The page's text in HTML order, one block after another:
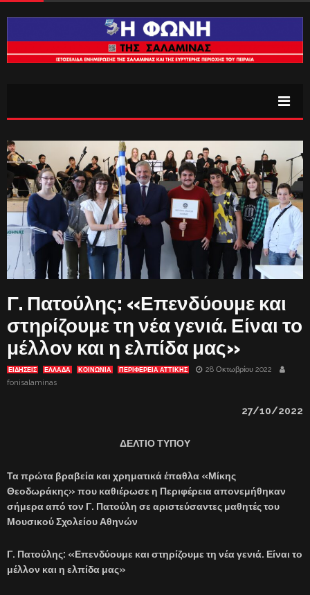
Γ. Πατούλης: «Επενδύουμε και
στηρίζουμε τη νέα γενιά. Είναι το
μέλλον και η ελπίδα μας»
ΕΙΔΗΣΕΙΣ ΕΛΛΑΔΑ ΚΟΙΝΩΝΙΑ ΠΕΡΙΦΕΡΕΙΑ ΑΤΤΙΚΗΣ
28 Οκτωβρίου 2022
fonisalaminas
27/10/2022
ΔΕΛΤΙΟ ΤΥΠΟΥ
Τα πρώτα βραβεία και χρηματικά έπαθλα «Μίκης
Θεοδωράκης» που καθιέρωσε η Περιφέρεια απονεμήθηκαν
σήμερα από τον Γ. Πατούλη σε αριστεύσαντες μαθητές του
Μουσικού Σχολείου Αθηνών
Γ. Πατούλης: «Επενδύουμε και στηρίζουμε τη νέα γενιά. Είναι το
μέλλον και η ελπίδα μας»